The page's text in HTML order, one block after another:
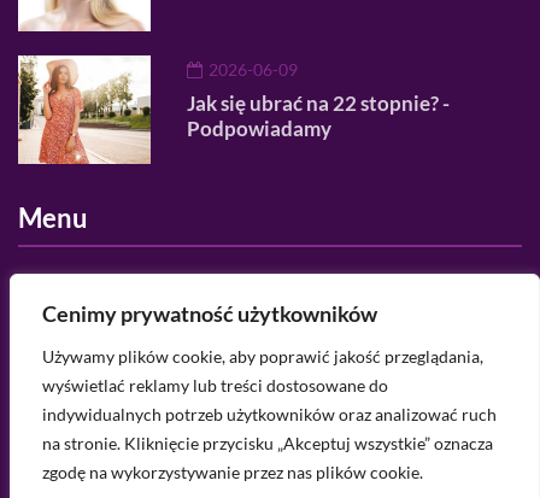
Cenimy prywatność użytkowników
Używamy plików cookie, aby poprawić jakość przeglądania,
wyświetlać reklamy lub treści dostosowane do
indywidualnych potrzeb użytkowników oraz analizować ruch
na stronie. Kliknięcie przycisku „Akceptuj wszystkie” oznacza
zgodę na wykorzystywanie przez nas plików cookie.
2026-06-09
Jak się ubrać na 22 stopnie? -
Podpowiadamy
Menu
Regulamin serwisu
Polityka prywatności
Kategorie